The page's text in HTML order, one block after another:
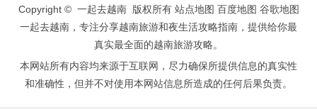
Copyright © 一起去越南 版权所有 站点地图 百度地图 谷歌地图
一起去越南，专注分享越南旅游和夜生活攻略指南，提供给你最
真实最全面的越南旅游攻略。
本网站所有内容均来源于互联网，尽力确保所提供信息的真实性
和准确性，但并不对使用本网站信息所造成的任何后果负责。